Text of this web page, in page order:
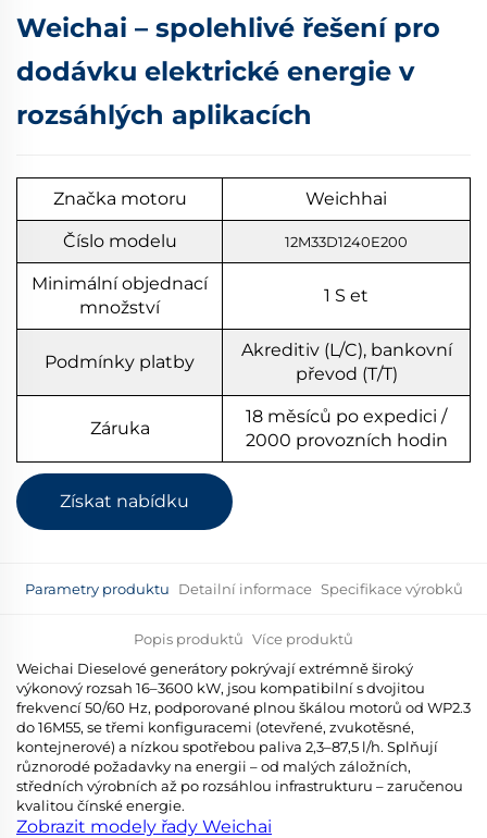
Weichai – spolehlivé řešení pro
dodávku elektrické energie v
rozsáhlých aplikacích
Značka motoru Weichhai
Číslo modelu 12M33D1240E200
Minimální objednací
množství
1 S et
Podmínky platby
Akreditiv (L/C), bankovní
převod (T/T)
Záruka
18 měsíců po expedici /
2000 provozních hodin
Získat nabídku
Parametry produktu Detailní informace Specifikace výrobků
Popis produktů Více produktů
Weichai Dieselové generátory pokrývají extrémně široký
výkonový rozsah 16–3600 kW, jsou kompatibilní s dvojitou
frekvencí 50/60 Hz, podporované plnou škálou motorů od WP2.3
do 16M55, se třemi konfiguracemi (otevřené, zvukotěsné,
kontejnerové) a nízkou spotřebou paliva 2,3–87,5 l/h. Splňují
různorodé požadavky na energii – od malých záložních,
středních výrobních až po rozsáhlou infrastrukturu – zaručenou
kvalitou čínské energie.
Zobrazit modely řady Weichai